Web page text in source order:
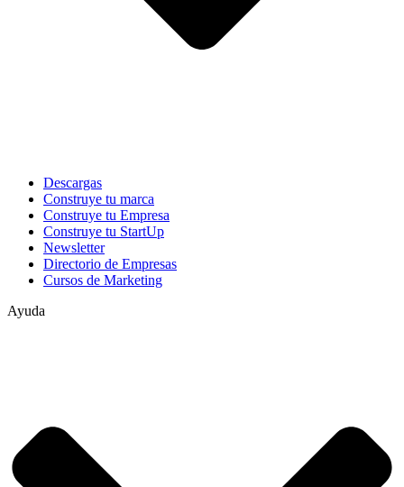
Descargas
Construye tu marca
Construye tu Empresa
Construye tu StartUp
Newsletter
Directorio de Empresas
Cursos de Marketing
Ayuda